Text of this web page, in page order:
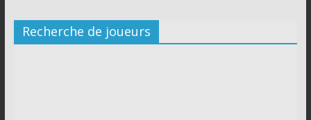
Recherche de joueurs